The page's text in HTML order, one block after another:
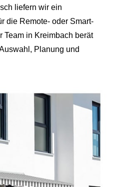
liefern wir ein
die Remote- oder Smart-
Team in Kreimbach berät
Planung und